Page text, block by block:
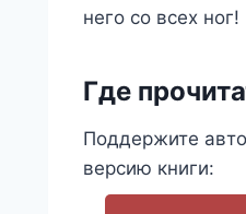
него со всех ног!
Где
Поддержите
версию книги: